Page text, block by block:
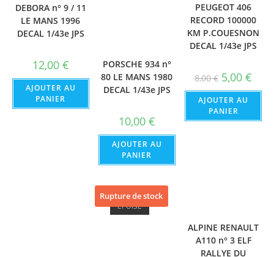
DEBORA n° 9 / 11
LE MANS 1996
DECAL 1/43e JPS
12,00 €
AJOUTER AU
PANIER
PORSCHE 934 n°
80 LE MANS 1980
DECAL 1/43e JPS
10,00 €
AJOUTER AU
PANIER
PEUGEOT 406
RECORD 100000
KM P.COUESNON
DECAL 1/43e JPS
8,00€ Le
prix
initial
était :
8,00 €.
5,00€
AJOUTER AU
PANIER
Rupture de stock
ÉPUISÉ
ALPINE RENAULT
A110 n° 3 ELF
RALLYE DU